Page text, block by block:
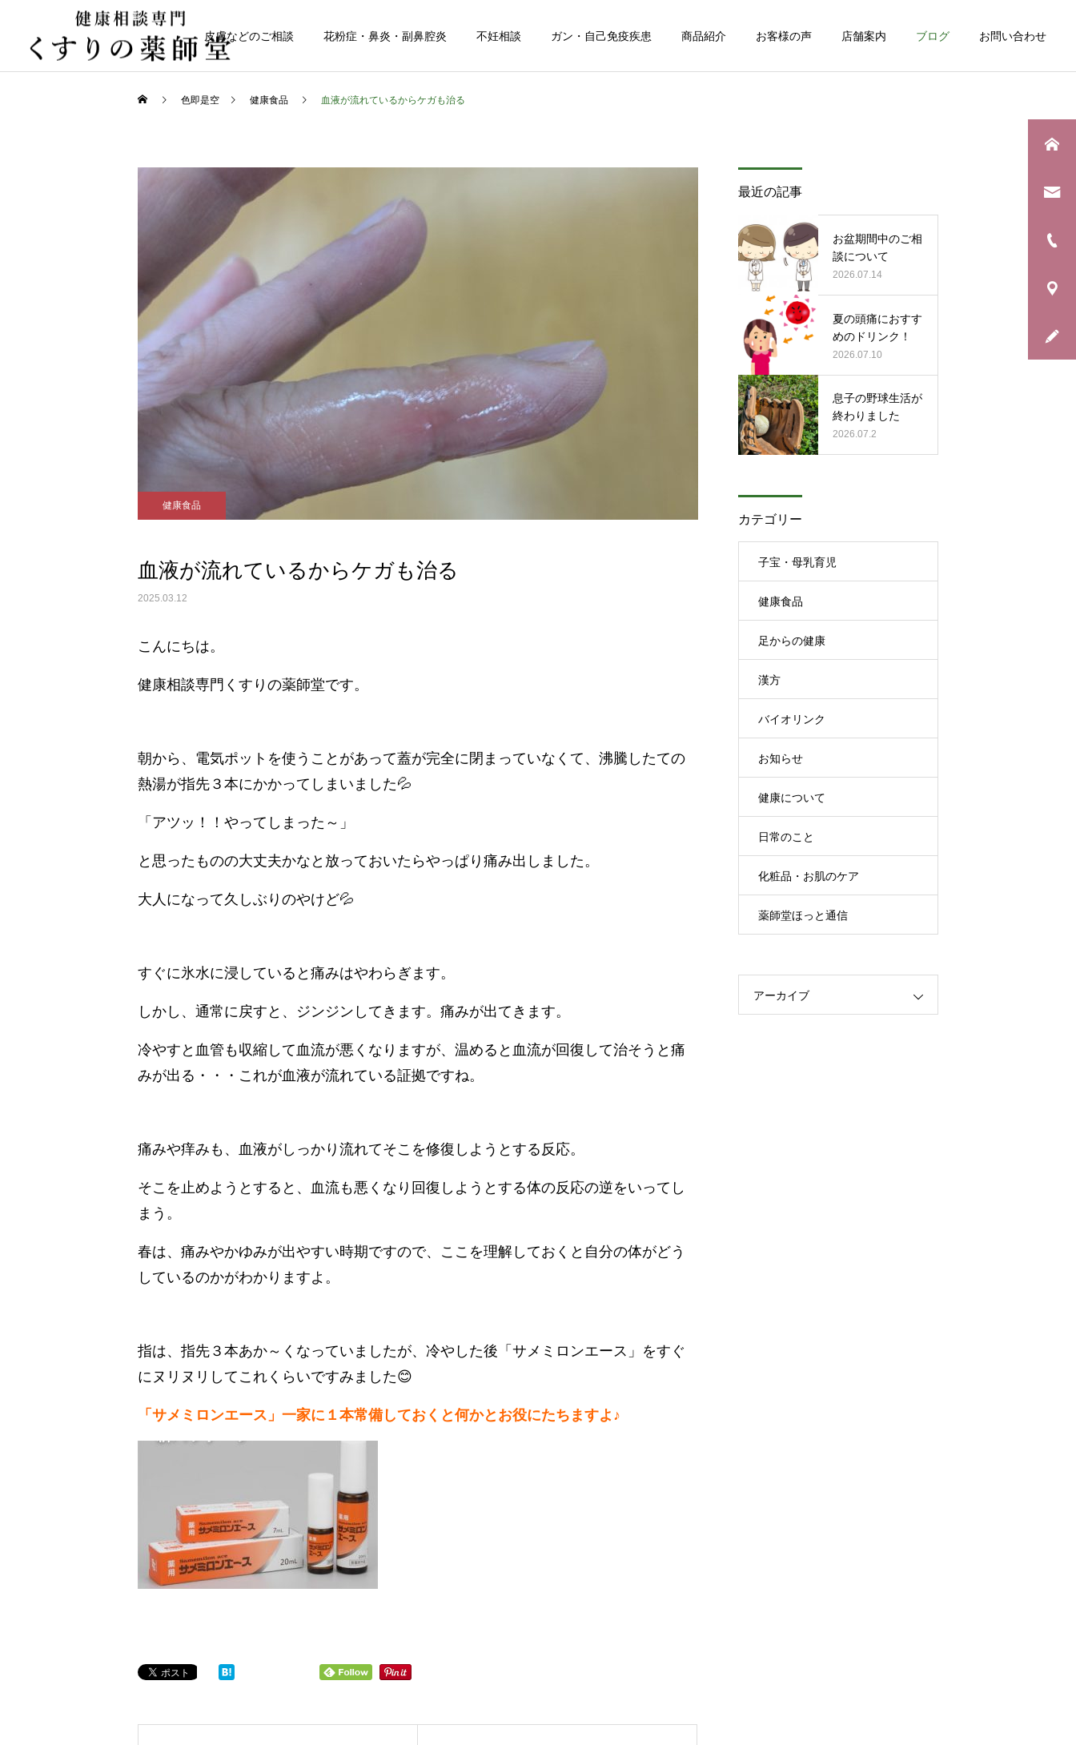
皮膚などのご相談 花粉症・鼻炎・副鼻腔炎 不妊相談 ガン・自己免疫疾患 商品紹介 お客様の声 店舗案内 ブログ お問い合わせ
お知らせ
お盆期間中のご相談につい
て
健康について
夏の頭痛におすすめのドリ
年に一度の「銀河水キャン
ペーン」始まります！
色即是空 健康食品 血液が流れているからケガも治る
健康食品
血液が流れているからケガも治る
2025.03.12
こんにちは。
健康相談専門くすりの薬師堂です。
朝から、電気ポットを使うことがあって蓋が完全に閉まっていなくて、沸騰したての
熱湯が指先３本にかかってしまいました💦
「アツッ！！やってしまった～」
と思ったものの大丈夫かなと放っておいたらやっぱり痛み出しました。
大人になって久しぶりのやけど💦
すぐに氷水に浸していると痛みはやわらぎます。
しかし、通常に戻すと、ジンジンしてきます。痛みが出てきます。
冷やすと血管も収縮して血流が悪くなりますが、温めると血流が回復して治そうと痛
みが出る・・・これが血液が流れている証拠ですね。
痛みや痒みも、血液がしっかり流れてそこを修復しようとする反応。
そこを止めようとすると、血流も悪くなり回復しようとする体の反応の逆をいってし
まう。
春は、痛みやかゆみが出やすい時期ですので、ここを理解しておくと自分の体がどう
しているのかがわかりますよ。
指は、指先３本あか～くなっていましたが、冷やした後「サメミロンエース」をすぐ
にヌリヌリしてこれくらいですみました😊
「サメミロンエース」一家に１本常備しておくと何かとお役にたちますよ♪
最近の記事
お盆期間中のご相
談について
2026.07.14
夏の頭痛におすす
めのドリンク！
2026.07.10
息子の野球生活が
終わりました
2026.07.2
カテゴリー
子宝・母乳育児
健康食品
足からの健康
漢方
バイオリンク
お知らせ
健康について
日常のこと
化粧品・お肌のケア
薬師堂ほっと通信
アーカイブ